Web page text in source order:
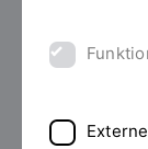
Künstlicher